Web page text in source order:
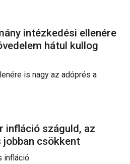
intézkedési ellenére
hátul kullog
is nagy az adóprés a
infláció száguld, az
jobban csökkent
infláció.